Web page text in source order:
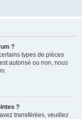
?
types de pièces
autorisé ou non, nous
?
transférées, veuillez